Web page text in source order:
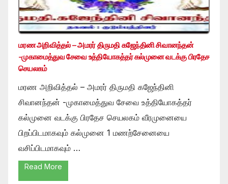
மரண அறிவித்தல் – அமரர் திருமதி கஜேந்தினி சிவானந்தன்
-முகாமைத்துவ சேவை உத்தியோகத்தர் கல்முனை வடக்கு பிரதேச
செயலகம்
மரண அறிவித்தல் – அமரர் திருமதி கஜேந்தினி
சிவானந்தன் -முகாமைத்துவ சேவை உத்தியோகத்தர்
கல்முனை வடக்கு பிரதேச செயலகம் வீரமுனையை
பிறப்பிடமாகவும் கல்முனை 1 மணற்சேனையை
வசிப்பிடமாகவும் …
Read More